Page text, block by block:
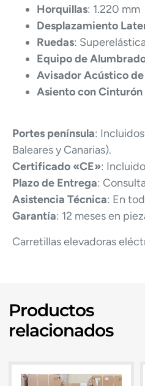
Horquillas: 1.220 mm
Desplazamiento
Ruedas:
Equipo de
Avisador Acústico
Asiento con
Portes península:
Baleares y Canarias).
Certificado «CE»:
Plazo de Entrega:
Asistencia Técnica: En
Garantía: 12 meses en
Carretillas elevadoras
Productos
relacionados